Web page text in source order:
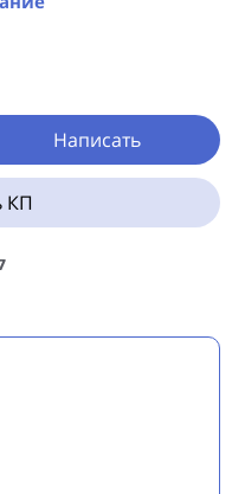
Написать
КП